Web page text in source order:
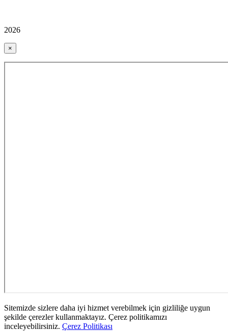
2026
×
Sitemizde sizlere daha iyi hizmet verebilmek için gizliliğe uygun
şekilde çerezler kullanmaktayız. Çerez politikamızı
inceleyebilirsiniz. Çerez Politikası